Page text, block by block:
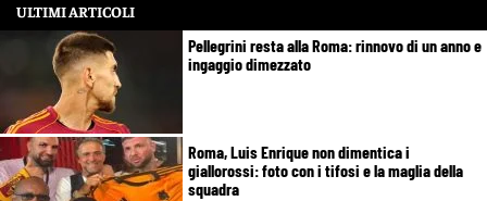
ULTIMI ARTICOLI
Pellegrini resta alla Roma: rinnovo di un anno e
ingaggio dimezzato
Roma, Luis Enrique non dimentica i
giallorossi: foto con i tifosi e la maglia della
squadra